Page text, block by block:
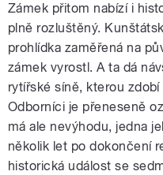
Zámek přitom nabízí i
plně rozluštěný.
prohlídka zaměřená na
zámek vyrostl. A ta dá
rytířské síně, kterou
Odborníci je přeneseně
má ale nevýhodu, jedna
několik let po dokončení
historická událost se